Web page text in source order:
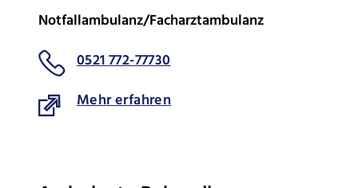
Notfallambulanz/Facharztambulanz
0521 772-77730
Mehr erfahren